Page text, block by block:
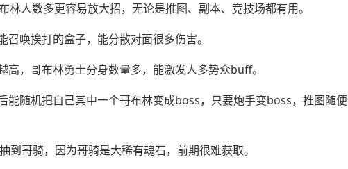
布林人数多更容易放大招，无论是推图、副本、竞技场都有用。
能召唤挨打的盒子，能分散对面很多伤害。
越高，哥布林勇士分身数量多，能激发人多势众buff。
能随机把自己其中一个哥布林变成boss，只要炮手变boss，推图随便
抽到哥骑，因为哥骑是大稀有魂石，前期很难获取。